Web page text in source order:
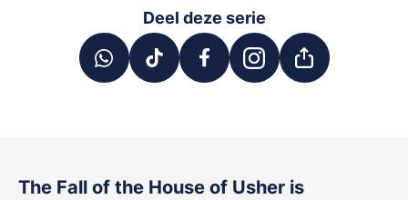
Deel deze serie
The Fall of the House of Usher is